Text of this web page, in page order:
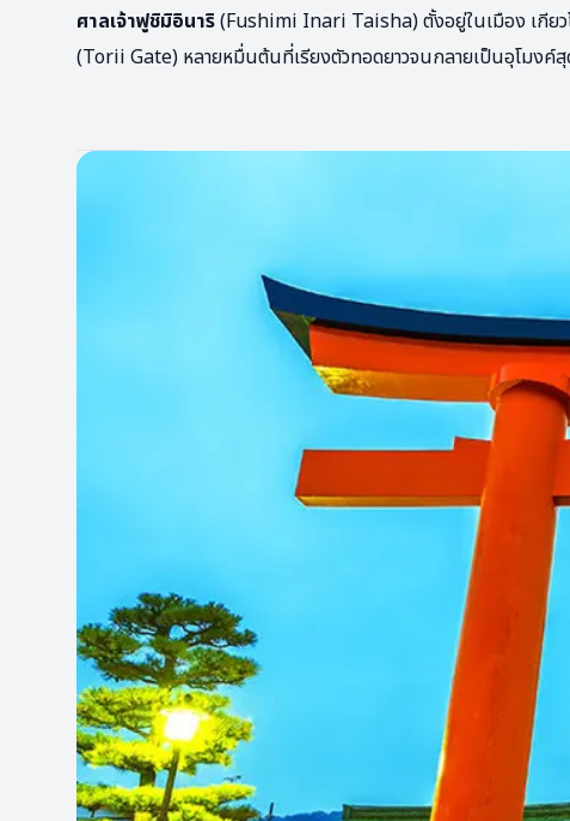
ศาลเจ้าฟูชิมิอินาริ(Fushimi Inari Taisha) ตั้งอยู่ในเมือง เกีย
(Torii Gate) หลายหมื่นต้นที่เรียงตัวทอดยาวจนกลายเป็นอุโมงค์